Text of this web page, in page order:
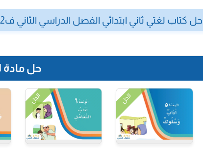
حل كتاب لغتي ثاني ابتدائي الفصل الدراسي الثاني ف2
حل مادة
الحل الحل